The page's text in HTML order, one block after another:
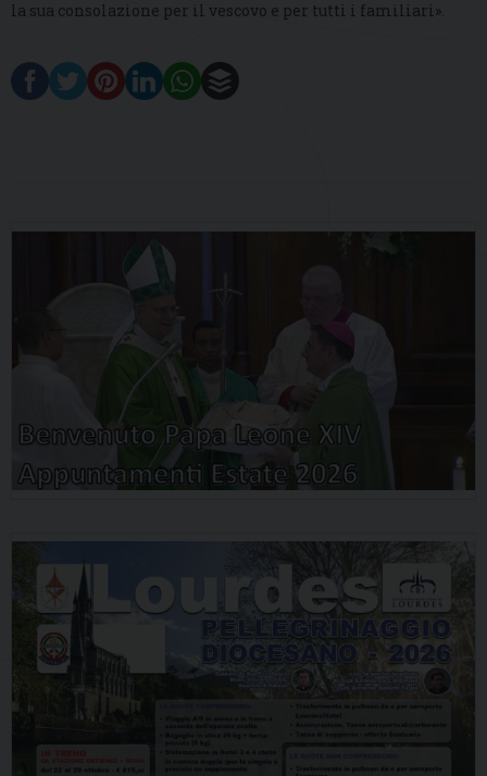
la sua consolazione per il vescovo e per tutti i familiari».